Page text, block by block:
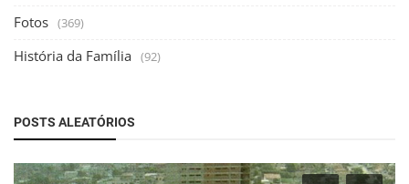
Fotos (369)
História da Família (92)
POSTS ALEATÓRIOS